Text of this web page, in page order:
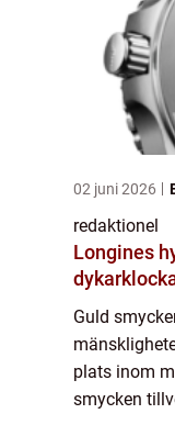
02 juni 2026
redaktionel
Longines
Guld
plats inom
smycken